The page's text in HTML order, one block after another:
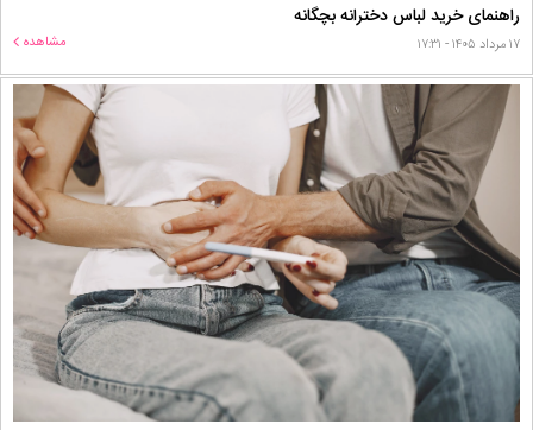
راهنمای خرید لباس دخترانه بچگانه
۱۷ مرداد ۱۴۰۵ - ۱۷:۳۱ مشاهده